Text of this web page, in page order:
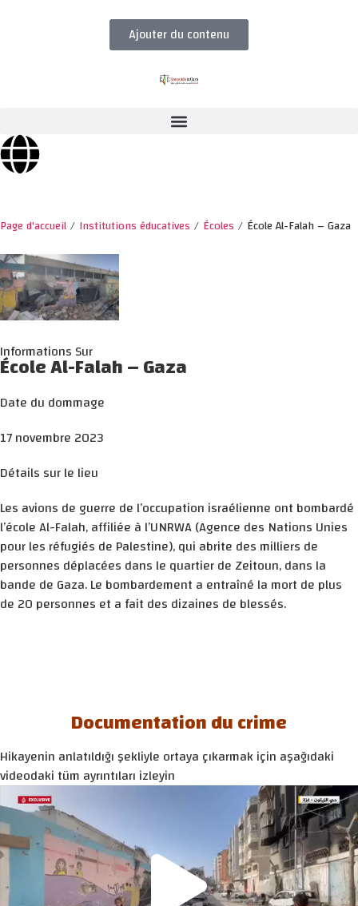
Ajouter du contenu
Page d'accueil/ Institutions éducatives / Écoles / École Al-Falah – Gaza
Informations Sur
École Al-Falah – Gaza
Date du dommage
17 novembre 2023
Détails sur le lieu
Les avions de guerre de l’occupation israélienne ont bombardé
l’école Al-Falah, affiliée à l’UNRWA (Agence des Nations Unies
pour les réfugiés de Palestine), qui abrite des milliers de
personnes déplacées dans le quartier de Zeitoun, dans la
bande de Gaza. Le bombardement a entraîné la mort de plus
de 20 personnes et a fait des dizaines de blessés.
Documentation du crime
Hikayenin anlatıldığı şekliyle ortaya çıkarmak için aşağıdaki
videodaki tüm ayrıntıları izleyin